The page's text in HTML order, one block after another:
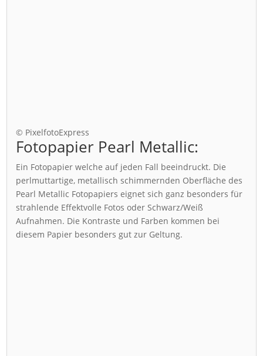
© PixelfotoExpress
Fotopapier Pearl Metallic:
Ein Fotopapier welche auf jeden Fall beeindruckt. Die
perlmuttartige, metallisch schimmernden Oberfläche des
Pearl Metallic Fotopapiers eignet sich ganz besonders für
strahlende Effektvolle Fotos oder Schwarz/Weiß
Aufnahmen. Die Kontraste und Farben kommen bei
diesem Papier besonders gut zur Geltung.